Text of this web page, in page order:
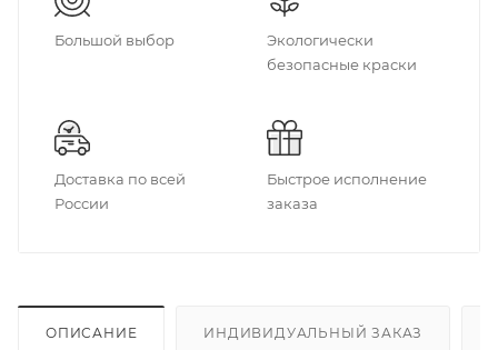
Большой выбор
Экологически
безопасные краски
Доставка по всей
России
Быстрое исполнение
заказа
ОПИСАНИЕ ИНДИВИДУАЛЬНЫЙ ЗАКАЗ